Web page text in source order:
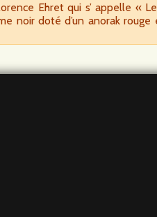
Ehret qui s’ appelle «
noir doté d’un anorak rouge